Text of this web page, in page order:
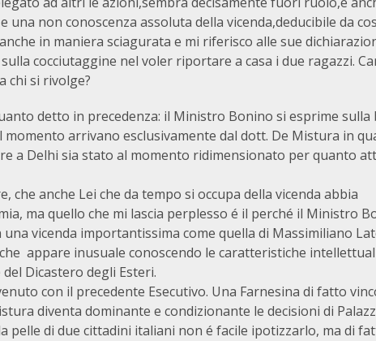
non conoscenza assoluta della vicenda,deducibile da
in maniera sciagurata e mi riferisco alle sue
cocciutaggine nel voler riportare a casa i due ragazzi.
chi si rivolge?
detto in precedenza: il Ministro Bonino si esprime sulla
arrivano esclusivamente dal dott. De Mistura in
a Delhi sia stato al momento ridimensionato per quanto
che anche Lei che da tempo si occupa della vicenda abbia
ma quello che mi lascia perplesso é il perché il Ministro
vicenda importantissima come quella di Massimiliano
appare inusuale conoscendo le caratteristiche
Dicastero degli Esteri.
con il precedente Esecutivo. Una Farnesina di fatto
diventa dominante e condizionante le decisioni di
pelle di due cittadini italiani non é facile ipotizzarlo, ma di